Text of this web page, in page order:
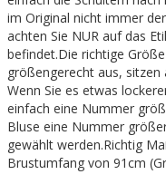
im Original nicht immer
achten Sie NUR auf das
befindet.Die richtige
größengerecht aus,
Wenn Sie es etwas
einfach eine Nummer
Bluse eine Nummer
gewählt werden.Richtig
Brustumfang von 91cm